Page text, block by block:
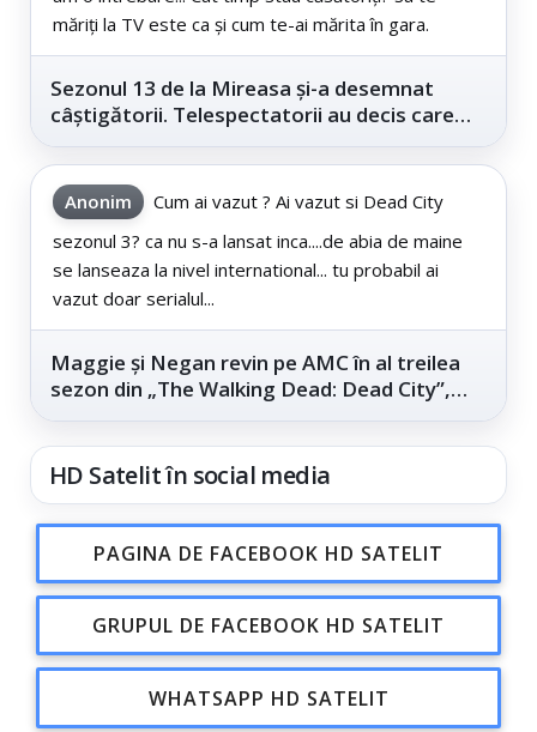
măriți la TV este ca și cum te-ai mărita în gara.
Sezonul 13 de la Mireasa și-a desemnat
câștigătorii. Telespectatorii au decis care
Anonim
Cum ai vazut ? Ai vazut si Dead City
sezonul 3? ca nu s-a lansat inca....de abia de maine
se lanseaza la nivel international... tu probabil ai
vazut doar serialul...
Maggie și Negan revin pe AMC în al treilea
sezon din „The Walking Dead: Dead City”,
HD Satelit în social media
PAGINA DE FACEBOOK HD SATELIT
GRUPUL DE FACEBOOK HD SATELIT
WHATSAPP HD SATELIT